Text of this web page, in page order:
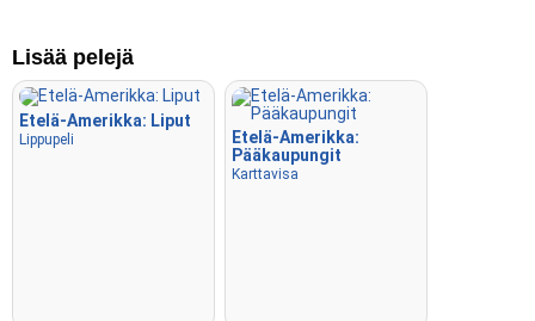
Kirjoita: Kirjoita korostetun sijainnin nimi.
Lennä: Ohjaa nuolinäppäimillä tai WASD-näppäimillä ja
käytä välilyöntiä nopeuslisäykseen.
Lisää pelejä
Etelä-Amerikka: Liput
Lippupeli
Etelä-Amerikka:
Pääkaupungit
Karttavisa